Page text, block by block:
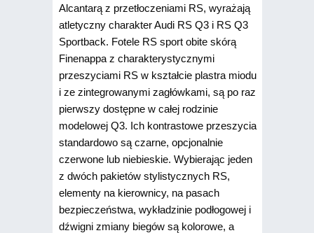
Alcantarą z przetłoczeniami RS, wyrażają
atletyczny charakter Audi RS Q3 i RS Q3
Sportback. Fotele RS sport obite skórą
Finenappa z charakterystycznymi
przeszyciami RS w kształcie plastra miodu
i ze zintegrowanymi zagłówkami, są po raz
pierwszy dostępne w całej rodzinie
modelowej Q3. Ich kontrastowe przeszycia
standardowo są czarne, opcjonalnie
czerwone lub niebieskie. Wybierając jeden
z dwóch pakietów stylistycznych RS,
elementy na kierownicy, na pasach
bezpieczeństwa, wykładzinie podłogowej i
dźwigni zmiany biegów są kolorowe, a